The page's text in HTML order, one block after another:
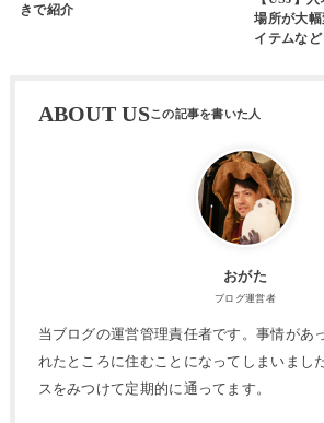
きで紹介
場所が大
イテムな
ABOUT US
おがた
ブログ運営者
当ブログの運営管理責任者です。事情があ
れたところに住むことになってしまいまし
スをみつけて定期的に通ってます。